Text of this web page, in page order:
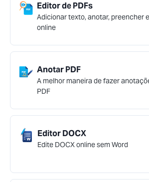
Editor de PDFs
Adicionar texto, anotar, preencher
online
Anotar PDF
A melhor maneira de fazer
PDF
Editor DOCX
Edite DOCX online sem Word